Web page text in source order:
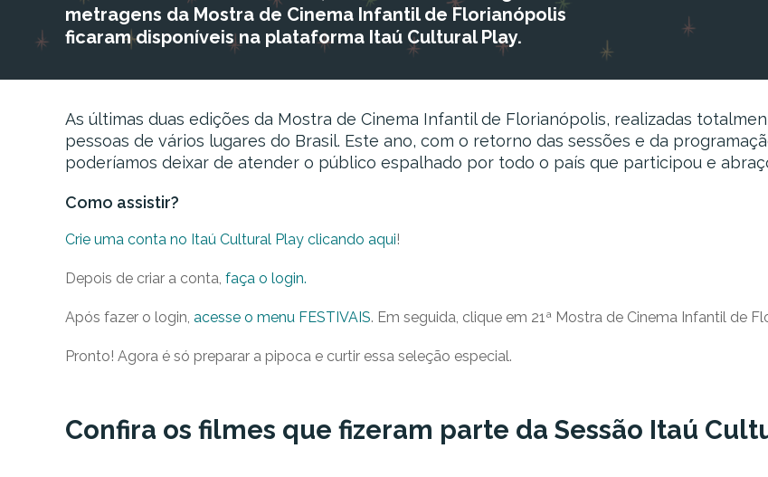
metragens da Mostra de Cinema Infantil de Florianópolis
ficaram disponíveis na plataforma Itaú Cultural Play.
As últimas duas edições da Mostra de Cinema Infantil de Florianópolis, realizadas
pessoas de vários lugares do Brasil. Este ano, com o retorno das sessões e da
poderíamos deixar de atender o público espalhado por todo o país que participou e
Como assistir?
Crie uma conta no Itaú Cultural Play clicando aqui!
Depois de criar a conta, faça o login.
Após fazer o login, acesse o menu FESTIVAIS. Em seguida, clique em 21ª Mostra de Cinema Infantil de
Pronto! Agora é só preparar a pipoca e curtir essa seleção especial.
Confira os filmes que fizeram parte da Sessão Itaú